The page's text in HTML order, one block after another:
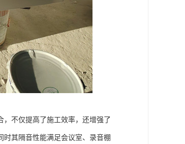
，不仅提高了施工效率，还增强了
其隔音性能满足会议室、录音棚